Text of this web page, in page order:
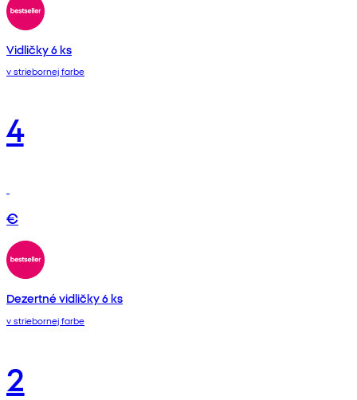
Vidličky 6 ks
v striebornej farbe
4
€
Dezertné vidličky 6 ks
v striebornej farbe
2